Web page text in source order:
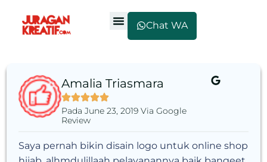
Chat WA
Amalia Triasmara
Pada June 23, 2019 Via Google
Review
Saya pernah bikin disain logo untuk online shop